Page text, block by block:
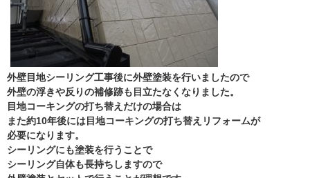
外壁目地シーリング工事後に外壁塗装を行いましたので
外壁の浮きや反りの補修跡も目立たなくなりました。
目地コーキングの打ち替えだけの場合は
また約10年後には目地コーキングの打ち替えリフォームが
必要になります。
シーリングにも塗装を行うことで
シーリング自体も長持ちしますので